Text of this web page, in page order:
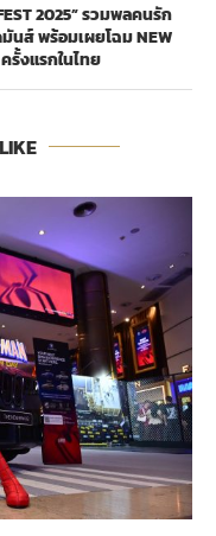
2025” รวมพลคนรัก
นส์ พร้อมเผยโฉม NEW
ครั้งแรกในไทย